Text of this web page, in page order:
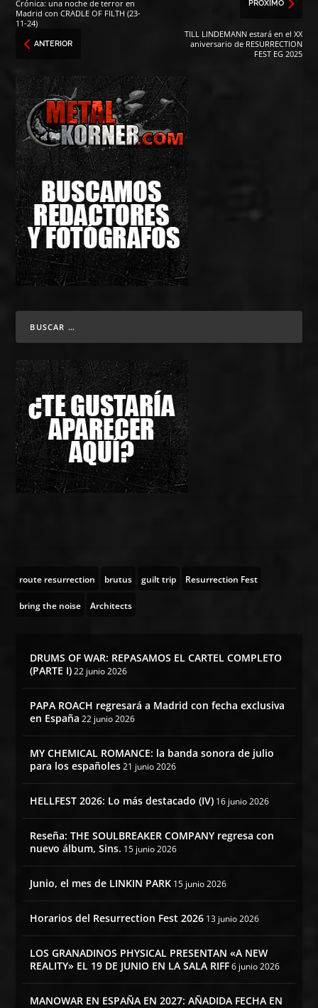
Crónica: una noche de terror en
Madrid con CRADLE OF FILTH (23-
11-24)
ANTERIOR
PRÓXIMO
TILL LINDEMANN estará en el XX
aniversario de RESURRECTION
FEST EG 2025
route resurrection brutus guilt trip Resurrection Fest
bring the noise Architects
DRUMS OF WAR: REPASAMOS EL CARTEL COMPLETO
(PARTE I) 22 junio 2026
PAPA ROACH regresará a Madrid con fecha exclusiva
en España 22 junio 2026
MY CHEMICAL ROMANCE: la banda sonora de julio
para los españoles 21 junio 2026
HELLFEST 2026: Lo más destacado (IV) 16 junio 2026
Reseña: THE SOULBREAKER COMPANY regresa con
nuevo álbum, Sins. 15 junio 2026
Junio, el mes de LINKIN PARK 15 junio 2026
Horarios del Resurrection Fest 2026 13 junio 2026
LOS GRANADINOS PHYSICAL PRESENTAN «A NEW
REALITY» EL 19 DE JUNIO EN LA SALA RIFF 6 junio 2026
MANOWAR EN ESPAÑA EN 2027: AÑADIDA FECHA EN